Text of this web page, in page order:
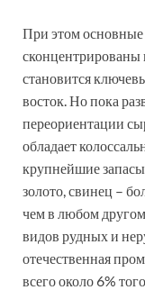
При этом основные
сконцентрированы
становится
восток. Но пока
переориентации
обладает
крупнейшие запасы
золото, свинец –
чем в любом
видов рудных и
отечественная
всего около 6%